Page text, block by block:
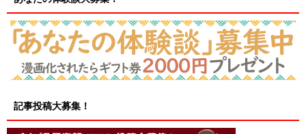
記事投稿大募集！